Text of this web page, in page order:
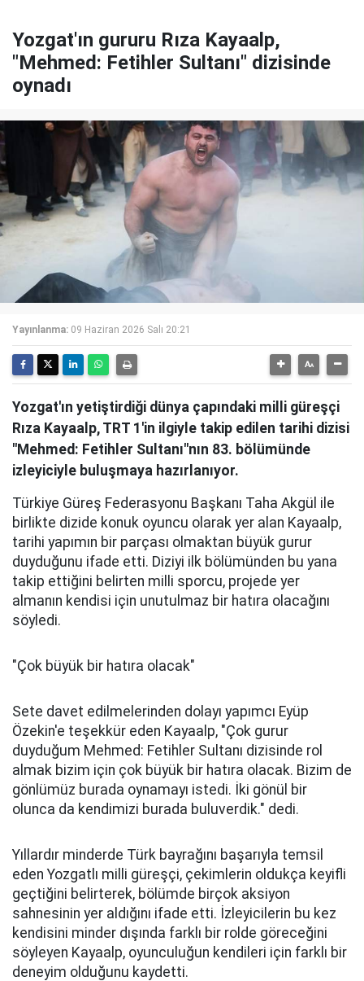
Yozgat'ın gururu Rıza Kayaalp,
"Mehmed: Fetihler Sultanı" dizisinde
oynadı
Yayınlanma: 09 Haziran 2026 Salı 20:21
Yozgat'ın yetiştirdiği dünya çapındaki milli güreşçi
Rıza Kayaalp, TRT 1'in ilgiyle takip edilen tarihi dizisi
"Mehmed: Fetihler Sultanı"nın 83. bölümünde
izleyiciyle buluşmaya hazırlanıyor.
Türkiye Güreş Federasyonu Başkanı Taha Akgül ile
birlikte dizide konuk oyuncu olarak yer alan Kayaalp,
tarihi yapımın bir parçası olmaktan büyük gurur
duyduğunu ifade etti. Diziyi ilk bölümünden bu yana
takip ettiğini belirten milli sporcu, projede yer
almanın kendisi için unutulmaz bir hatıra olacağını
söyledi.
"Çok büyük bir hatıra olacak"
Sete davet edilmelerinden dolayı yapımcı Eyüp
Özekin'e teşekkür eden Kayaalp, "Çok gurur
duyduğum Mehmed: Fetihler Sultanı dizisinde rol
almak bizim için çok büyük bir hatıra olacak. Bizim de
gönlümüz burada oynamayı istedi. İki gönül bir
olunca da kendimizi burada buluverdik." dedi.
Yıllardır minderde Türk bayrağını başarıyla temsil
eden Yozgatlı milli güreşçi, çekimlerin oldukça keyifli
geçtiğini belirterek, bölümde birçok aksiyon
sahnesinin yer aldığını ifade etti. İzleyicilerin bu kez
kendisini minder dışında farklı bir rolde göreceğini
söyleyen Kayaalp, oyunculuğun kendileri için farklı bir
deneyim olduğunu kaydetti.